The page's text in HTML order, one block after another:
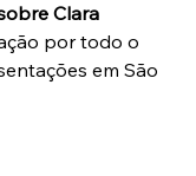
Clara
por todo o
em São